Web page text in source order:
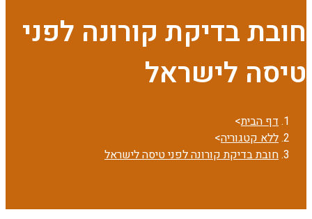
חובת בדיקת קורונה לפני
טיסה לישראל
דף הבית>
ללא קטגוריה>
חובת בדיקת קורונה לפני טיסה לישראל